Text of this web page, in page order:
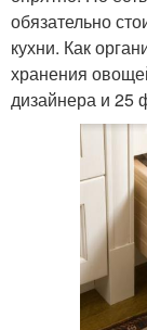
обязательно
кухни. Как
хранения
дизайнера и 25